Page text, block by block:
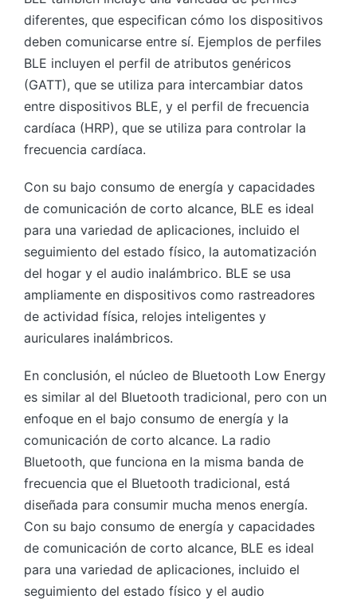
diferentes, que especifican cómo los dispositivos
deben comunicarse entre sí. Ejemplos de perfiles
BLE incluyen el perfil de atributos genéricos
(GATT), que se utiliza para intercambiar datos
entre dispositivos BLE, y el perfil de frecuencia
cardíaca (HRP), que se utiliza para controlar la
frecuencia cardíaca.
Con su bajo consumo de energía y capacidades
de comunicación de corto alcance, BLE es ideal
para una variedad de aplicaciones, incluido el
seguimiento del estado físico, la automatización
del hogar y el audio inalámbrico. BLE se usa
ampliamente en dispositivos como rastreadores
de actividad física, relojes inteligentes y
auriculares inalámbricos.
En conclusión, el núcleo de Bluetooth Low Energy
es similar al del Bluetooth tradicional, pero con un
enfoque en el bajo consumo de energía y la
comunicación de corto alcance. La radio
Bluetooth, que funciona en la misma banda de
frecuencia que el Bluetooth tradicional, está
diseñada para consumir mucha menos energía.
Con su bajo consumo de energía y capacidades
de comunicación de corto alcance, BLE es ideal
para una variedad de aplicaciones, incluido el
seguimiento del estado físico y el audio